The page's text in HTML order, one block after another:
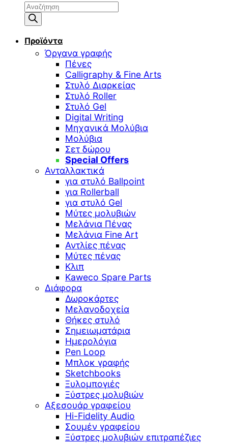
Αναζήτηση
προϊόντων
Προϊόντα
Όργανα γραφής
Πένες
Calligraphy & Fine Arts
Στυλό Διαρκείας
Στυλό Roller
Στυλό Gel
Digital Writing
Μηχανικά Μολύβια
Μολύβια
Σετ δώρου
Special Offers
Ανταλλακτικά
για στυλό Ballpoint
για Rollerball
για στυλό Gel
Μύτες μολυβιών
Μελάνια Πένας
Μελάνια Fine Art
Αντλίες πένας
Μύτες πένας
Κλιπ
Kaweco Spare Parts
Διάφορα
Δωροκάρτες
Μελανοδοχεία
Θήκες στυλό
Σημειωματάρια
Ημερολόγια
Pen Loop
Μπλοκ γραφής
Sketchbooks
Ξυλομπογιές
Ξύστρες μολυβιών
Αξεσουάρ γραφείου
Hi-Fidelity Audio
Σουμέν γραφείου
Ξύστρες μολυβιών επιτραπέζιες